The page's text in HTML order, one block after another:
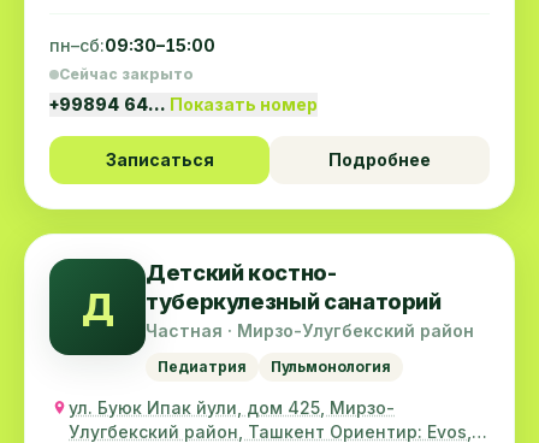
пн–сб:09:30–15:00
Сейчас закрыто
+99894 64… Показать номер
Записаться Подробнее
Д
Детский костно-
туберкулезный санаторий
Частная · Мирзо-Улугбекский район
Педиатрия Пульмонология
ул. Буюк Ипак йули, дом 425, Мирзо-
Улугбекский район, Ташкент Ориентир: Evos,